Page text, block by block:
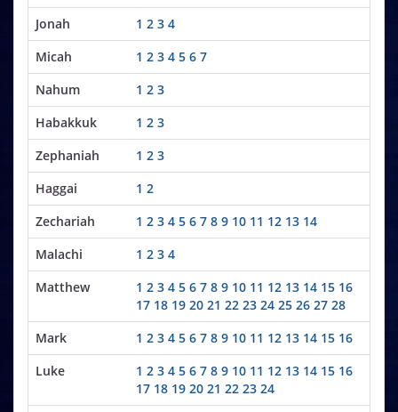
Jonah
1 2 3 4
Micah
1 2 3 4 5 6 7
Nahum
1 2 3
Habakkuk
1 2 3
Zephaniah
1 2 3
Haggai
1 2
Zechariah
1 2 3 4 5 6 7 8 9 10 11 12 13 14
Malachi
1 2 3 4
Matthew
1 2 3 4 5 6 7 8 9 10 11 12 13 14 15 16
17 18 19 20 21 22 23 24 25 26 27 28
Mark
1 2 3 4 5 6 7 8 9 10 11 12 13 14 15 16
Luke
1 2 3 4 5 6 7 8 9 10 11 12 13 14 15 16
17 18 19 20 21 22 23 24